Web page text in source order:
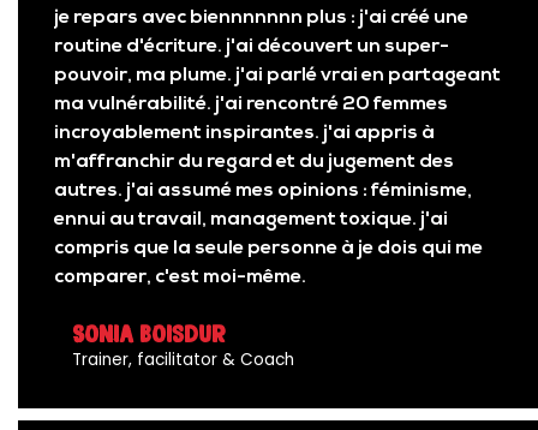
je repars avec biennnnnnn plus : j'ai créé une
routine d'écriture. j'ai découvert un super-
pouvoir, ma plume. j'ai parlé vrai en partageant
ma vulnérabilité. j'ai rencontré 20 femmes
incroyablement inspirantes. j'ai appris à
m'affranchir du regard et du jugement des
autres. j'ai assumé mes opinions : féminisme,
ennui au travail, management toxique. j'ai
compris que la seule personne à je dois qui me
comparer, c'est moi-même.
Sonia Boisdur
Trainer, facilitator & Coach